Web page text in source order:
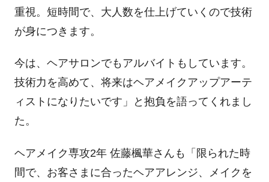
重視。短時間で、大人数を仕上げていくので技術
が身につきます。
今は、ヘアサロンでもアルバイトもしています。
技術力を高めて、将来はヘアメイクアップアーテ
ィストになりたいです」と抱負を語ってくれまし
た。
ヘアメイク専攻2年 佐藤楓華さんも「限られた時
間で、お客さまに合ったヘアアレンジ、メイクを